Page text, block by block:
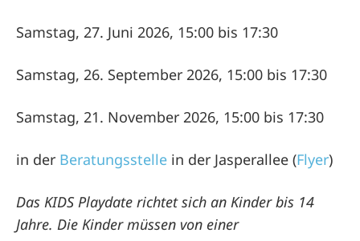
Samstag, 27. Juni 2026, 15:00 bis 17:30
Samstag, 26. September 2026, 15:00 bis 17:30
Samstag, 21. November 2026, 15:00 bis 17:30
in der Beratungsstelle in der Jasperallee (Flyer)
Das KIDS Playdate richtet sich an Kinder bis 14
Jahre. Die Kinder müssen von einer